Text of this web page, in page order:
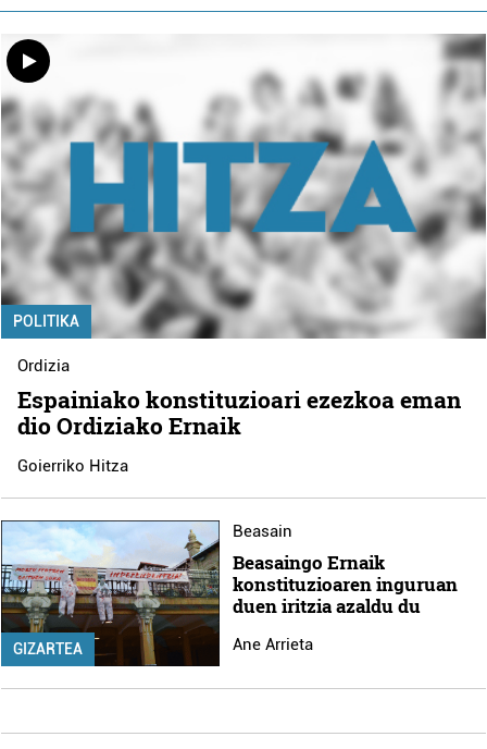
POLITIKA
Ordizia
Espainiako konstituzioari ezezkoa eman
dio Ordiziako Ernaik
Goierriko Hitza
GIZARTEA
Beasain
Beasaingo Ernaik
konstituzioaren inguruan
duen iritzia azaldu du
Ane Arrieta